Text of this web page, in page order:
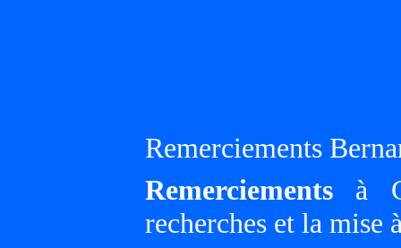
Remerciements
Remerciements à
recherches et la mise